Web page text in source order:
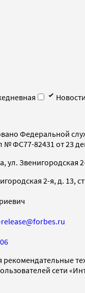
Федеральной
ФС77-82431 от 23
Звенигородская
2-я, д. 13,
сети